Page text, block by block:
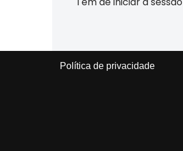
Política de privacidade